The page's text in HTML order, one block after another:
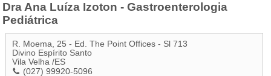
Dra Ana Luíza Izoton - Gastroenterologia
Pediátrica
R. Moema, 25 - Ed. The Point Offices - Sl 713
Divino Espírito Santo
Vila Velha /ES
(027) 99920-5096